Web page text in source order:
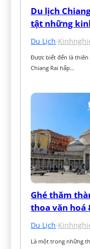
Du lịch
tật những
Du Lịch·
Được biết đến là
Chiang Rai hấp…
Ghé thăm
thoa văn hoá
Du Lịch·
Là một trong những